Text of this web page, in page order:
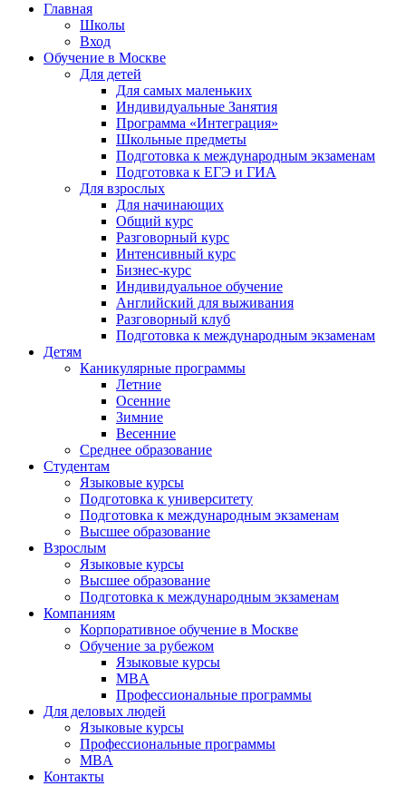
Главная
Школы
Вход
Обучение в Москве
Для детей
Для самых маленьких
Индивидуальные Занятия
Программа «Интеграция»
Школьные предметы
Подготовка к международным экзаменам
Подготовка к ЕГЭ и ГИА
Для взрослых
Для начинающих
Общий курс
Разговорный курс
Интенсивный курс
Бизнес-курс
Индивидуальное обучение
Английский для выживания
Разговорный клуб
Подготовка к международным экзаменам
Детям
Каникулярные программы
Летние
Осенние
Зимние
Весенние
Среднее образование
Студентам
Языковые курсы
Подготовка к университету
Подготовка к международным экзаменам
Высшее образование
Взрослым
Языковые курсы
Высшее образование
Подготовка к международным экзаменам
Компаниям
Корпоративное обучение в Москве
Обучение за рубежом
Языковые курсы
MBA
Профессиональные программы
Для деловых людей
Языковые курсы
Профессиональные программы
MBA
Контакты